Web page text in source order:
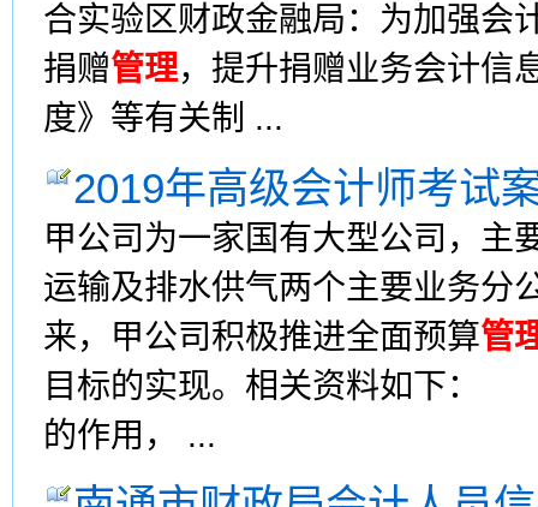
合实验区财政金融局：为加强会
捐赠管理，提升捐赠业务会计信
度》等有关制 ...
2019年高级会计师考试
甲公司为一家国有大型公司，主
运输及排水供气两个主要业务分
来，甲公司积极推进全面预算管
目标的实现。相关资料如下：
的作用， ...